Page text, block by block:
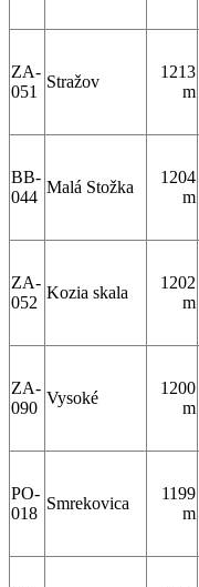
ZA-
051
Stražov
1213
m
BB-
044
Malá Stožka
1204
m
ZA-
052
Kozia skala
1202
m
ZA-
090
Vysoké
1200
m
PO-
018
Smrekovica
1199
m